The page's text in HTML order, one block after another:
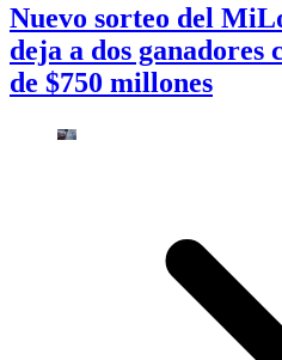
Nuevo sorteo del
deja a dos ganadores
de $750 millones